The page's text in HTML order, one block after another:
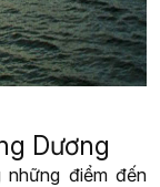
Dương
những điểm đến